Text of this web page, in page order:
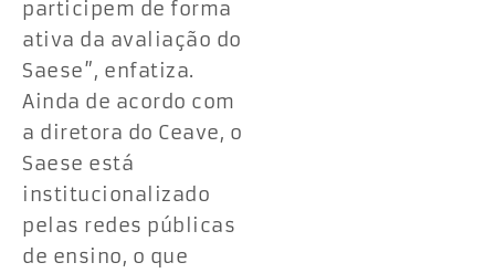
participem de forma
ativa da avaliação do
Saese”, enfatiza.
Ainda de acordo com
a diretora do Ceave, o
Saese está
institucionalizado
pelas redes públicas
de ensino, o que